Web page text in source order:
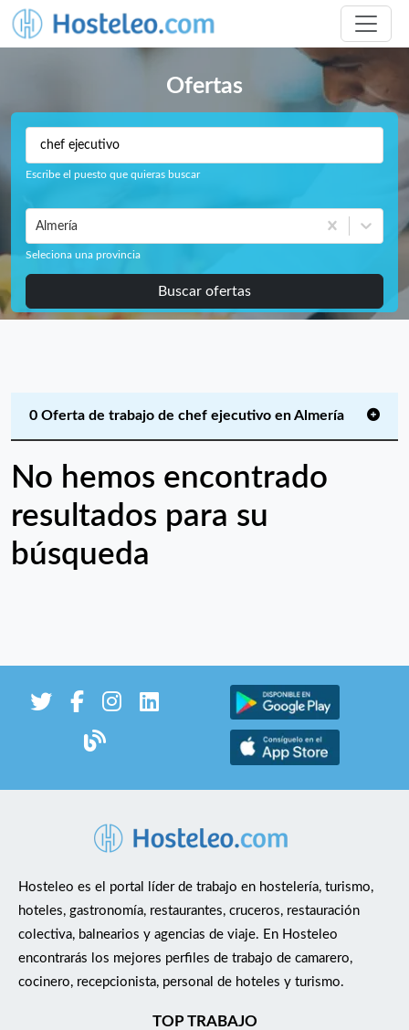
Ofertas
Escribe el puesto que quieras buscar
Almería
Seleciona una provincia
Buscar ofertas
0 Oferta de trabajo de chef ejecutivo en Almería
No hemos encontrado
resultados para su
búsqueda
Hosteleo es el portal líder de trabajo en hostelería, turismo,
hoteles, gastronomía, restaurantes, cruceros, restauración
colectiva, balnearios y agencias de viaje. En Hosteleo
encontrarás los mejores perfiles de trabajo de camarero,
cocinero, recepcionista, personal de hoteles y turismo.
TOP TRABAJO